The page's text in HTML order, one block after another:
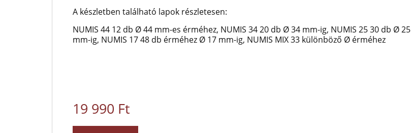
A készletben található lapok részletesen:
NUMIS 44 12 db Ø 44 mm-es érméhez, NUMIS 34 20 db Ø 34 mm-ig, NUMIS 25 30 db Ø 25
mm-ig, NUMIS 17 48 db érméhez Ø 17 mm-ig, NUMIS MIX 33 különböző Ø érméhez
19 990 Ft